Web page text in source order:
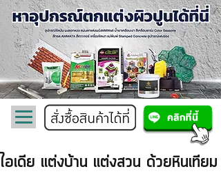
ไอเดีย แต่งบ้าน แต่งสวน ด้วยหินเทียม